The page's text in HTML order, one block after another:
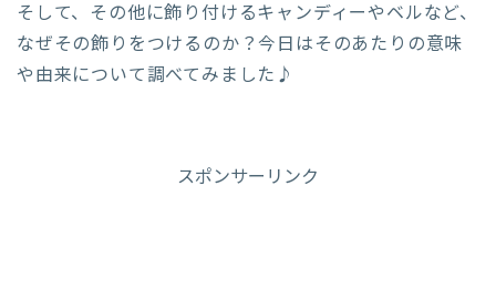
そして、その他に飾り付けるキャンディーやベルなど、
なぜその飾りをつけるのか？今日はそのあたりの意味
や由来について調べてみました♪
スポンサーリンク